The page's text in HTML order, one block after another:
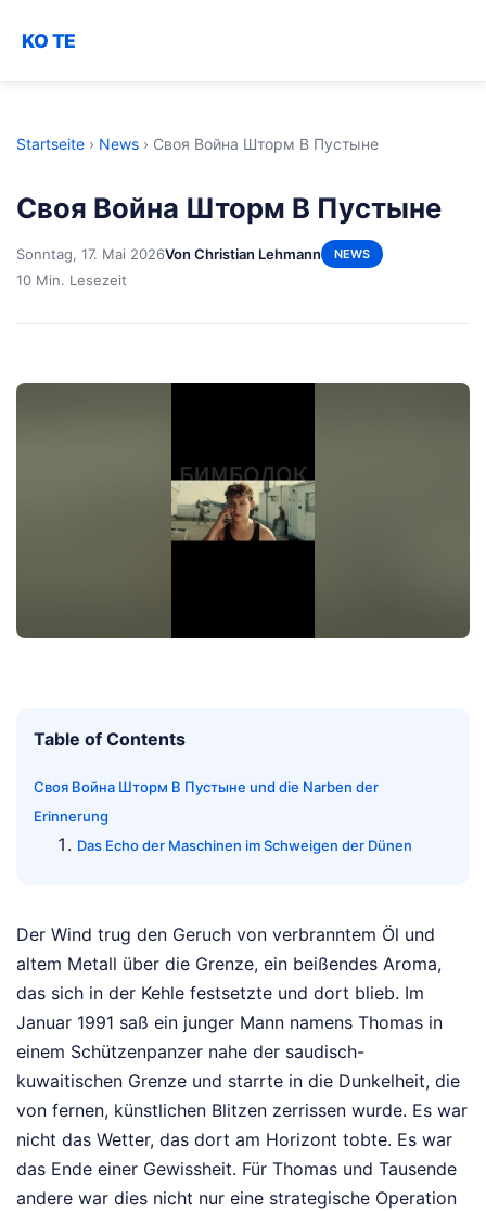
KO TE
Startseite › News › Своя Война Шторм В Пустыне
Своя Война Шторм В Пустыне
Sonntag, 17. Mai 2026Von Christian Lehmann NEWS
10 Min. Lesezeit
Table of Contents
Своя Война Шторм В Пустыне und die Narben der
Erinnerung
Das Echo der Maschinen im Schweigen der Dünen
Der Wind trug den Geruch von verbranntem Öl und
altem Metall über die Grenze, ein beißendes Aroma,
das sich in der Kehle festsetzte und dort blieb. Im
Januar 1991 saß ein junger Mann namens Thomas in
einem Schützenpanzer nahe der saudisch-
kuwaitischen Grenze und starrte in die Dunkelheit, die
von fernen, künstlichen Blitzen zerrissen wurde. Es war
nicht das Wetter, das dort am Horizont tobte. Es war
das Ende einer Gewissheit. Für Thomas und Tausende
andere war dies nicht nur eine strategische Operation